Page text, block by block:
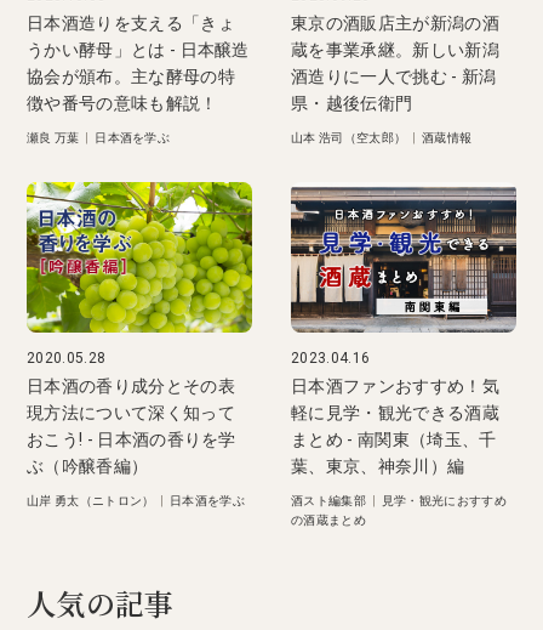
日本酒造りを支える「きょ
うかい酵母」とは - 日本醸造
協会が頒布。主な酵母の特
徴や番号の意味も解説！
瀬良 万葉 日本酒を学ぶ
東京の酒販店主が新潟の酒
蔵を事業承継。新しい新潟
酒造りに一人で挑む - 新潟
県・越後伝衛門
山本 浩司（空太郎） 酒蔵情報
2020.05.28
日本酒の香り成分とその表
現方法について深く知って
おこう! - 日本酒の香りを学
ぶ（吟醸香編）
山岸 勇太（ニトロン） 日本酒を学ぶ
2023.04.16
日本酒ファンおすすめ！気
軽に見学・観光できる酒蔵
まとめ - 南関東（埼玉、千
葉、東京、神奈川）編
酒スト編集部
見学・観光におすすめ
の酒蔵まとめ
人気の記事